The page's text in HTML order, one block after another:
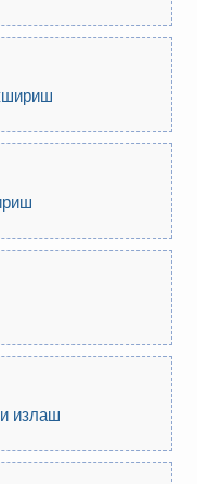
излаш